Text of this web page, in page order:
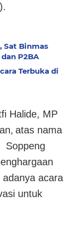
Sat Binmas
P2BA
Terbuka di
Halide, MP
atas nama
Soppeng
acara
untuk